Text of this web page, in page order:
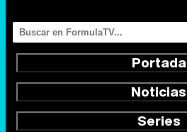
Portada
Noticias
Series